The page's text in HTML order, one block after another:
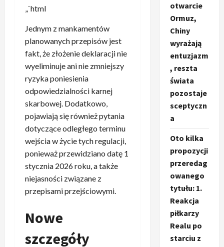
„`html
Jednym z mankamentów
planowanych przepisów jest
fakt, że złożenie deklaracji nie
wyeliminuje ani nie zmniejszy
ryzyka poniesienia
odpowiedzialności karnej
skarbowej. Dodatkowo,
pojawiają się również pytania
dotyczące odległego terminu
wejścia w życie tych regulacji,
ponieważ przewidziano datę 1
stycznia 2026 roku, a także
niejasności związane z
przepisami przejściowymi.
Nowe
szczegóły
otwarcie
Ormuz,
Chiny
wyrażają
entuzjazm
, reszta
świata
pozostaje
sceptyczn
a
Oto kilka
propozycji
przeredag
owanego
tytułu: 1.
Reakcja
piłkarzy
Realu po
starciu z